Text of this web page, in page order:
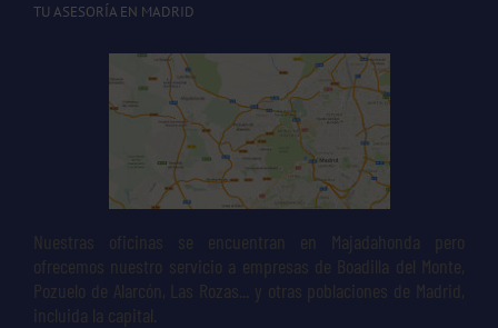
TU ASESORÍA EN MADRID
Nuestras oficinas se encuentran en Majadahonda pero
ofrecemos nuestro servicio a empresas de Boadilla del Monte,
Pozuelo de Alarcón, Las Rozas... y otras poblaciones de Madrid,
incluida la capital.